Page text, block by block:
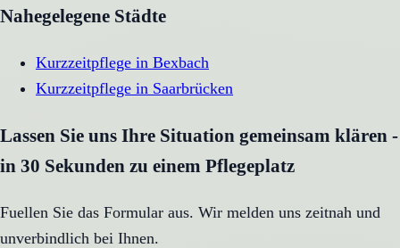
Nahegelegene Städte
Kurzzeitpflege in Bexbach
Kurzzeitpflege in Saarbrücken
Lassen Sie uns Ihre Situation gemeinsam klären -
in 30 Sekunden zu einem Pflegeplatz
Fuellen Sie das Formular aus. Wir melden uns zeitnah und
unverbindlich bei Ihnen.